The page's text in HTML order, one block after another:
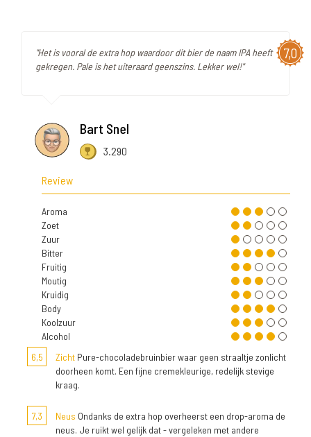
7,0
"Het is vooral de extra hop waardoor dit bier de naam IPA heeft
gekregen. Pale is het uiteraard geenszins. Lekker wel!"
Bart Snel
3.290
Review
Aroma
Zoet
Zuur
Bitter
Fruitig
Moutig
Kruidig
Body
Koolzuur
Alcohol
6,5
Zicht Pure-chocoladebruinbier waar geen straaltje zonlicht
doorheen komt. Een fijne cremekleurige, redelijk stevige
kraag.
7,3 Neus Ondanks de extra hop overheerst een drop-aroma de
neus. Je ruikt wel gelijk dat - vergeleken met andere